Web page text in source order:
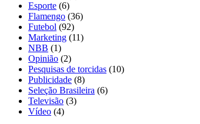
Esporte (6)
Flamengo (36)
Futebol (92)
Marketing (11)
NBB (1)
Opinião (2)
Pesquisas de torcidas (10)
Publicidade (8)
Seleção Brasileira (6)
Televisão (3)
Vídeo (4)